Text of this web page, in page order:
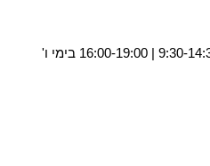
שעות פעילות ימים א'-ה', 9:30-14:30 | 16:00-19:00 בימי ו'